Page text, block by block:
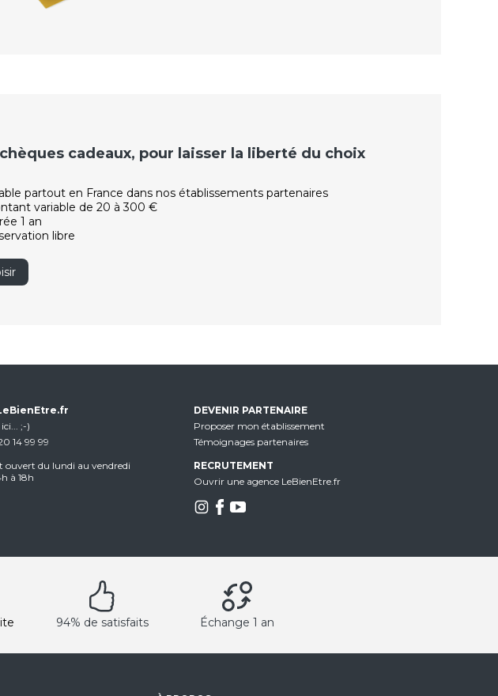
cadeaux, pour laisser la liberté du choix
partout en France dans nos établissements partenaires
variable de 20 à 300 €
1 an
libre
LeBienEtre.fr
;-)
14 99 99
ouvert du lundi au vendredi
à 18h
DEVENIR PARTENAIRE
Proposer mon établissement
Témoignages partenaires
RECRUTEMENT
Ouvrir une agence LeBienEtre.fr
94% de satisfaits Échange 1 an